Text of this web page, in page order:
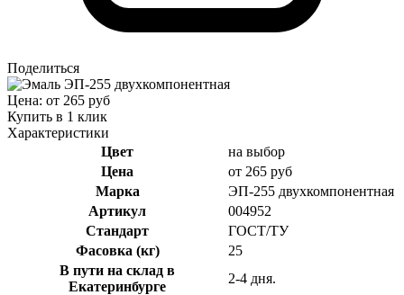
Поделиться
Цена: от 265 руб
Купить в 1 клик
Характеристики
Цвет
на выбор
Цена
от 265 руб
Марка
ЭП-255 двухкомпонентная
Артикул
004952
Стандарт
ГОСТ/ТУ
Фасовка (кг)
25
В пути на склад в
Екатеринбурге
2-4 дня.